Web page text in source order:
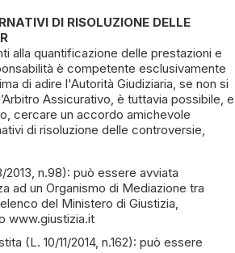
DI RISOLUZIONE DELLE
alla quantificazione delle prestazioni e
è competente esclusivamente
di adire l'Autorità Giudiziaria, se non si
Assicurativo, è tuttavia possibile, e
cercare un accordo amichevole
di risoluzione delle controversie,
n.98): può essere avviata
ad un Organismo di Mediazione tra
del Ministero di Giustizia,
www.giustizia.it
(L. 10/11/2014, n.162): può essere